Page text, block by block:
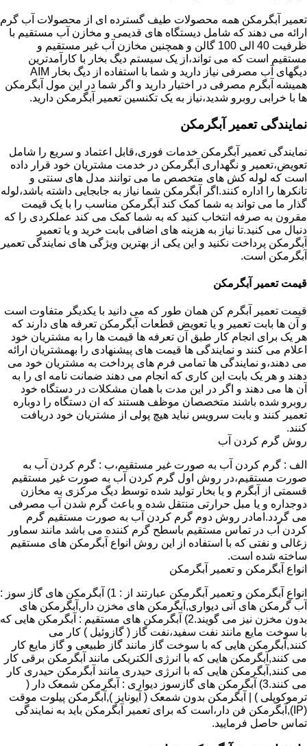
تعمیر آبگرمکن همه محصولات طیف گسترده ای از محصولات آب گرم
ارائه می دهند که شامل دیستگاه های قدیمی و مخازن آب مستقیم با
ظرفیت 40 الی 100 گالن و همچنین مخازن آب غیر مستقیم و
مستقیم است که می تواند،از یک سیستم دیگ بخار با کارآمدترین
دیگهای آب مصرفی نیاز دارید و شما با استفاده از دیگ بخار AIM
همیشه آبگرم مصرفی در اختیار دارید و اگر شما در این مول آبگرمکن
ها با خرابی روبرو شدید،نیاز به یک تکنسین تعمیر آبگرمکن دارید.
نمایندگی تعمیر آبگرمکن
نمایندگی تعمیر آبگرمکن خدمات فوری،قابل اعتماد و سریع را شامل
تعویض،تعمیر و نگهداری آبگرمکن در خدمت مشتریان خود قرار داده
است که لوله کش های متخصص ما می توانند مدل های سنتی و
تانکرها را اداره کنند.اگر آبگرمکن شما نیاز به جابجایی داشته باشد،لوله
گذار ما می تواند به شما کمک کند آبگرمکن مناسب را با یک قیمت
مقرون به صرفه انتخاب کنید که به شما کمک می کند عملکردی را که
دنبال می کنید.تا نیاز به هزینه های اضافی بابت خرید و یا تعمیر
آبگرمکن پرداخت نکنید و این یکی از بهترین ویژگی های نمایندگی تعمیر
آبگرمکن است.
قیمت تعمیر آبگرمکن
قیمت تعمیر آبگرم کن همان طور که می دانید با یکدیگر متفاوت است
و آن ها بابت تعمیر و یا تعویض قطعات آبگرمکن تعرفه های دارند که
هر یک برای انجام کار طبق آن تعرفه ها قیمت ها را به مشتریان خود
اعلام می کنند و نمایندگی ها قیمت های پیشنهادی را بهمشتریان ارائه
می دهند،و نمایندگی ها تمامی فرم های پرداخت به مشتریان خود می
دهند و هر یک بابت این کاری که انجام می دهند ضمانت نامه ای را به
آن ها می دهند و اگر در این مدت با همان مشکلات در دستگاه خود
روبرو شده باشند متخصصان موظف هستند که ان دستگاه را دوباره
تعمیر کنند و بابت سرویس نباید هیچ پولی از مشتریان خود دریافت
کنند.
روش گرم کردن آب
الف : گرم کردن آب به صورت غیر مستقیم،ب : گرم کردن آب به
صورت مستقیم،در روش اول گرم کردن آب به صورت غیر مستقیم
قسمتی از آبگرم و یا بخار تولید شده توسط دیگ مرکزی به مخازن
دوجداره و یا مبل حرارتی منتقل شده و باعث گرم شدن آب مصرفی
می گردد.امادر روش دوم گرم کردن آب به صورت مستقیم گرم
کردن آب در تماس مستقیم باسطح گرم کننده می باشد مانند سماور
زغالی و نفتی که با استفاده از این روش انواع آبگرمکن های مستقیم
ساخته شده است.
انواع آبگرمکن و تعمیر آبگرمکن
انواع آبگرمکن و تعمیر آبگرمکن عبارتند از : 1) آبگرمکن های گاز سوز :
آب گرمکن های آنی دیواری,آبگرمکن های مخزن دار,آبگرمکن های
بدون مخزن نیز می گویند.2) آبگرمکن های مستقیم : آبگرمکن هایی که
با سوخت مایع مانند نفت سفید،نفت گاز ( گازوئیل ) کار می
کنند,آبگرمکن هایی که با سوخت گاز مانند گاز طبیعی و گاز مایع کار
می کنند,آبگرمکن هایی که با انرژی الکتریکی مانند آبگرمکن برقی کار
می کنند,آبگرمکن هایی که با انرژی حیدری مانند آبگرمکن حیدری کار
می کنند.3) آبگرمکن های گازسوز دیواری : آبگرمکن شمعک دار (
ترموکوپلی ) | آبگرمکن بدون شمعک ( آیونایز ),آبگرمکن پیلوت موقت
(IP),آبگرمکن فن دار،است که برای تعمیر آبگرمکن باید به نمایندگی
تماس حاصل فرمایید.